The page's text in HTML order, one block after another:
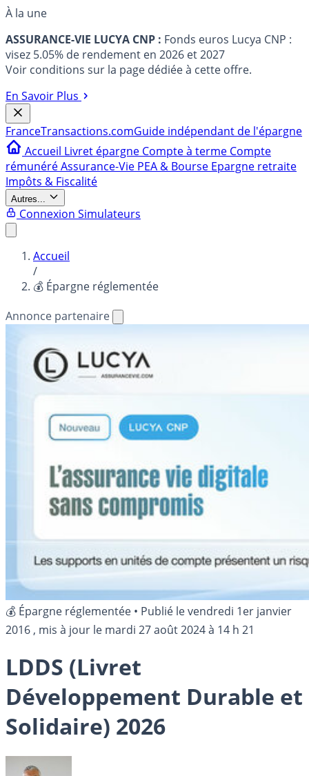
À la une
ASSURANCE-VIE LUCYA CNP : Fonds euros Lucya CNP :
visez 5.05% de rendement en 2026 et 2027
Voir conditions sur la page dédiée à cette offre.
En Savoir Plus
FranceTransactions.comGuide indépendant de l'épargne
Accueil Livret épargne Compte à terme Compte
rémunéréAssurance-Vie PEA & Bourse Epargne retraite
Impôts & Fiscalité
Autres...
Connexion Simulateurs
Accueil
/
💰 Épargne réglementée
Annonce partenaire
💰 Épargne réglementée • Publié levendredi 1er janvier
2016 , mis à jour le mardi 27 août 2024 à 14 h 21
LDDS (Livret
Développement Durable et
Solidaire) 2026